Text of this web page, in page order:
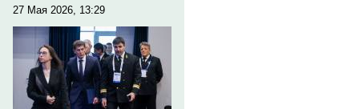
27 Мая 2026, 13:29